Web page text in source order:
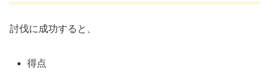
討伐に成功すると、
得点